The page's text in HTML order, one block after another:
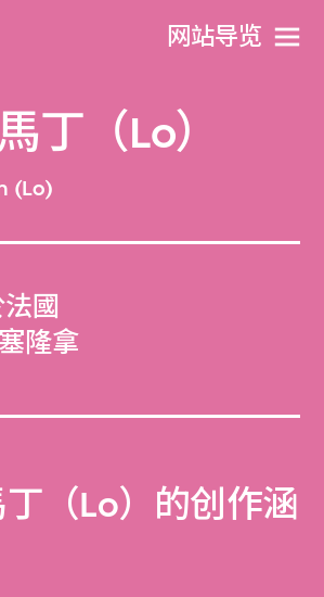
网站导览
丁（Lo）
(Lo)
國
隆拿
（Lo）的创作涵